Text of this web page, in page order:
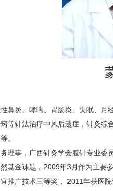
鼻炎、哮喘、胃肠炎、失眠、
等针法治疗中风后遗症，针灸
。
理事，广西针灸学会腹针专业委
基金课题，2009年3月作为主要
推广技术三等奖， 2011年获医